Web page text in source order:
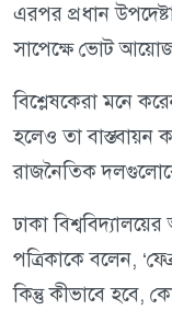
এরপর প্রধান
সাপেক্ষে ভোট
বিশ্লেষকেরা মনে
হলেও তা বাস্তবায়ন
রাজনৈতিক
ঢাকা
পত্রিকাকে বলেন,
কিন্তু কীভাবে হবে,